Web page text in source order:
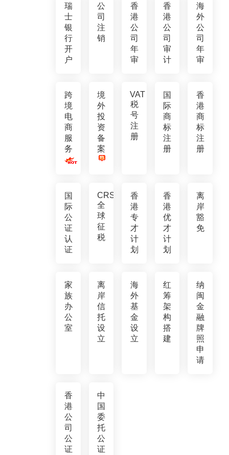
瑞
士
银
行
开
户
公
司
注
销
香
港
公
司
年
审
香
港
公
司
审
计
海
外
公
司
年
审
跨
境
电
商
服
务
境
外
投
资
备
案
VAT
税
号
注
册
国
际
商
标
注
册
香
港
商
标
注
册
国
际
公
证
认
证
CRS
全
球
征
税
香
港
专
才
计
划
香
港
优
才
计
划
离
岸
豁
免
家
族
办
公
室
离
岸
信
托
设
立
海
外
基
金
设
立
红
筹
架
构
搭
建
纳
闽
金
融
牌
照
申
请
香
港
公
司
公
证
中
国
委
托
公
证